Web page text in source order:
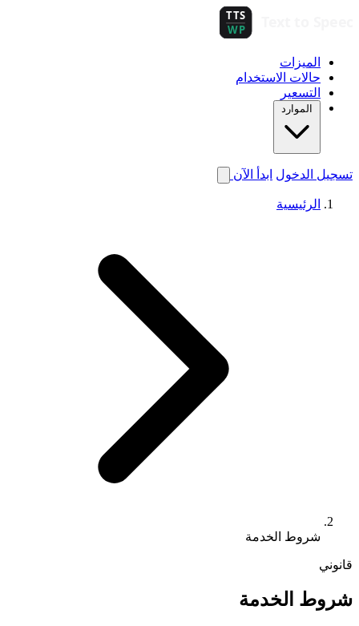
الميزات
حالات الاستخدام
التسعير
الموارد
تسجيل الدخول ابدأ الآن
الرئيسية
شروط الخدمة
قانوني
شروط الخدمة